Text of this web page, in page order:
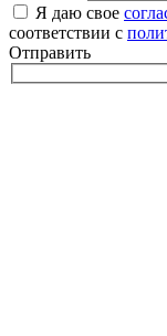
Я даю свое
соответствии с
Отправить